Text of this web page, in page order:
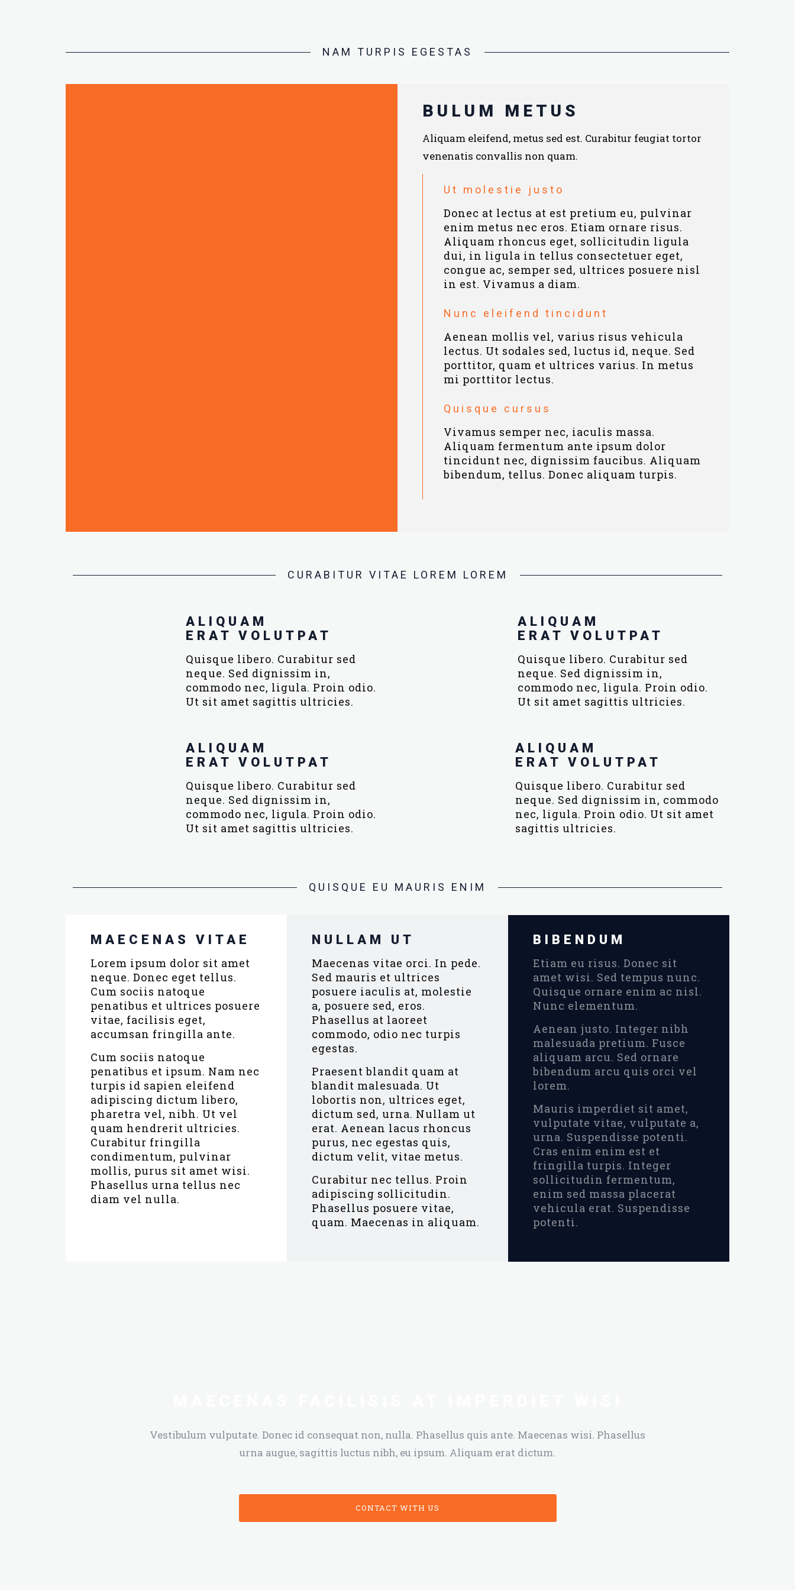
NAM TURPIS EGESTAS
BULUM METUS
Aliquam eleifend, metus sed est. Curabitur feugiat tortor
venenatis convallis non quam.
Ut molestie justo
Donec at lectus at est pretium eu, pulvinar
enim metus nec eros. Etiam ornare risus.
Aliquam rhoncus eget, sollicitudin ligula
dui, in ligula in tellus consectetuer eget,
congue ac, semper sed, ultrices posuere nisl
in est. Vivamus a diam.
Nunc eleifend tincidunt
Aenean mollis vel, varius risus vehicula
lectus. Ut sodales sed, luctus id, neque. Sed
porttitor, quam et ultrices varius. In metus
mi porttitor lectus.
Quisque cursus
Vivamus semper nec, iaculis massa.
Aliquam fermentum ante ipsum dolor
tincidunt nec, dignissim faucibus. Aliquam
bibendum, tellus. Donec aliquam turpis.
CURABITUR VITAE LOREM LOREM
ALIQUAM
ERAT VOLUTPAT
Quisque libero. Curabitur sed
neque. Sed dignissim in,
commodo nec, ligula. Proin odio.
Ut sit amet sagittis ultricies.
ALIQUAM
ERAT VOLUTPAT
Quisque libero. Curabitur sed
neque. Sed dignissim in,
commodo nec, ligula. Proin odio.
Ut sit amet sagittis ultricies.
ALIQUAM
ERAT VOLUTPAT
Quisque libero. Curabitur sed
neque. Sed dignissim in,
commodo nec, ligula. Proin odio.
Ut sit amet sagittis ultricies.
ALIQUAM
ERAT VOLUTPAT
Quisque libero. Curabitur sed
neque. Sed dignissim in, commodo
nec, ligula. Proin odio. Ut sit amet
sagittis ultricies.
QUISQUE EU MAURIS ENIM
MAECENAS VITAE
Lorem ipsum dolor sit amet
neque. Donec eget tellus.
Cum sociis natoque
penatibus et ultrices posuere
vitae, facilisis eget,
accumsan fringilla ante.
Cum sociis natoque
penatibus et ipsum. Nam nec
turpis id sapien eleifend
adipiscing dictum libero,
pharetra vel, nibh. Ut vel
quam hendrerit ultricies.
Curabitur fringilla
condimentum, pulvinar
mollis, purus sit amet wisi.
Phasellus urna tellus nec
diam vel nulla.
NULLAM UT
Maecenas vitae orci. In pede.
Sed mauris et ultrices
posuere iaculis at, molestie
a, posuere sed, eros.
Phasellus at laoreet
commodo, odio nec turpis
egestas.
Praesent blandit quam at
blandit malesuada. Ut
lobortis non, ultrices eget,
dictum sed, urna. Nullam ut
erat. Aenean lacus rhoncus
purus, nec egestas quis,
dictum velit, vitae metus.
Curabitur nec tellus. Proin
adipiscing sollicitudin.
Phasellus posuere vitae,
quam. Maecenas in aliquam.
BIBENDUM
Etiam eu risus. Donec sit
amet wisi. Sed tempus nunc.
Quisque ornare enim ac nisl.
Nunc elementum.
Aenean justo. Integer nibh
malesuada pretium. Fusce
aliquam arcu. Sed ornare
bibendum arcu quis orci vel
lorem.
Mauris imperdiet sit amet,
vulputate vitae, vulputate a,
urna. Suspendisse potenti.
Cras enim enim est et
fringilla turpis. Integer
sollicitudin fermentum,
enim sed massa placerat
vehicula erat. Suspendisse
potenti.
Vestibulum vulputate. Donec id consequat non, nulla. Phasellus quis ante. Maecenas wisi. Phasellus
urna augue, sagittis luctus nibh, eu ipsum. Aliquam erat dictum.
CONTACT WITH US